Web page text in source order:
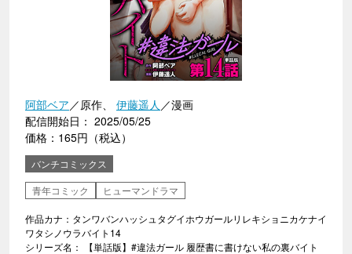
阿部ベア／原作、 伊藤遥人 ／漫画
配信開始日： 2025/05/25
価格：165円（税込）
バンチコミックス
青年コミック
ヒューマンドラマ
作品カナ：タンワバンハッシュタグイホウガールリレキショニカケナイ
ワタシノウラバイト14
シリーズ名： 【単話版】#違法ガール 履歴書に書けない私の裏バイト